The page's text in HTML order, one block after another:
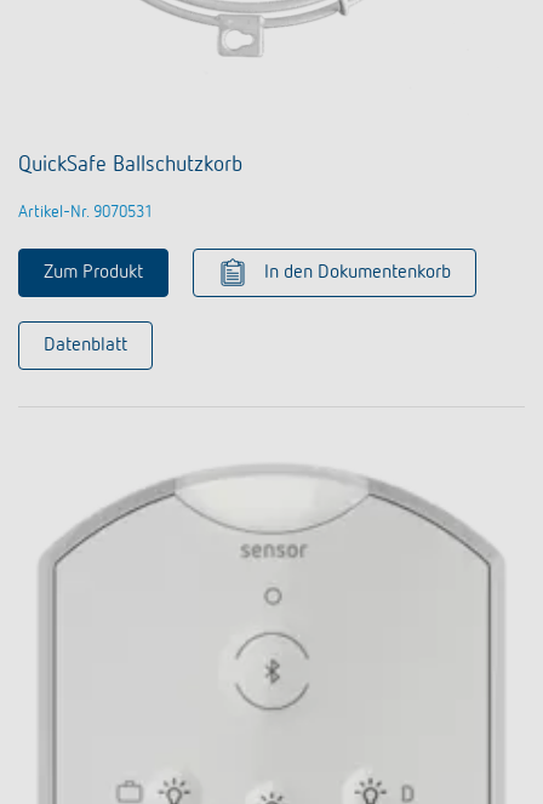
QuickSafe Ballschutzkorb
Artikel-Nr. 9070531
Zum Produkt In den Dokumentenkorb
Datenblatt